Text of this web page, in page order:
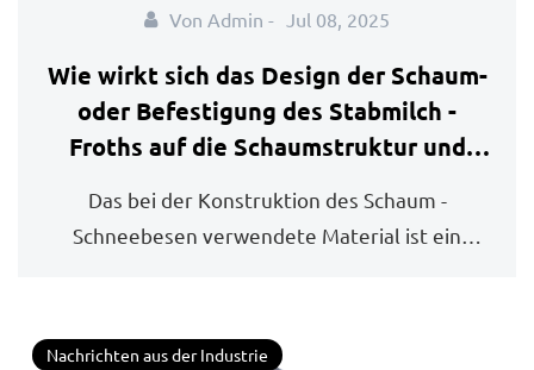
Von Admin - Jul 08, 2025
Wie wirkt sich das Design der Schaum-
oder Befestigung des Stabmilch -
Froths auf die Schaumstruktur und
Das bei der Konstruktion des Schaum -
Schneebesen verwendete Material ist ein
Nachrichten aus der Industrie